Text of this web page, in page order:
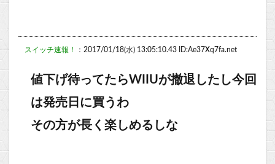
スイッチ速報！ ：2017/01/18(水) 13:05:10.43 ID:Ae37Xq7fa.net
値下げ待ってたらWIIUが撤退したし今回
は発売日に買うわ
その方が長く楽しめるしな